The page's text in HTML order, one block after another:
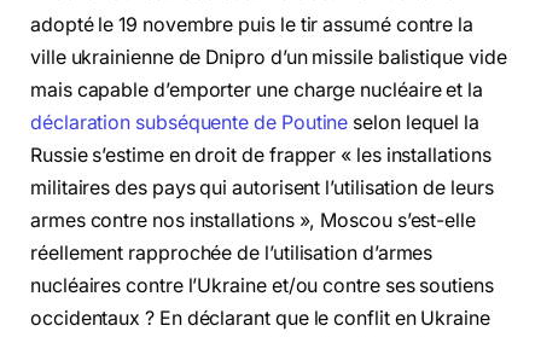
adopté le 19 novembre puis le tir assumé contre la
ville ukrainienne de Dnipro d’un missile balistique vide
mais capable d’emporter une charge nucléaire et la
déclaration subséquente de Poutine selon lequel la
Russie s’estime en droit de frapper « les installations
militaires des pays qui autorisent l’utilisation de leurs
armes contre nos installations », Moscou s’est-elle
réellement rapprochée de l’utilisation d’armes
nucléaires contre l’Ukraine et/ou contre ses soutiens
occidentaux ? En déclarant que le conflit en Ukraine